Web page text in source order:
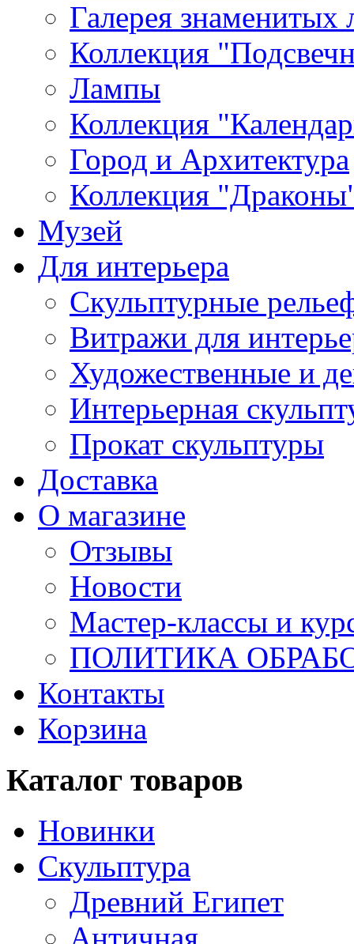
Галерея знаменитых
Коллекция
Лампы
Коллекция
Город и Архитектура
Коллекция
Музей
Для интерьера
Скульптурные
Витражи для
Художественные и
Интерьерная
Прокат скульптуры
Доставка
О магазине
Отзывы
Новости
Мастер-классы и
ПОЛИТИКА
Контакты
Корзина
Каталог товаров
Новинки
Скульптура
Древний Египет